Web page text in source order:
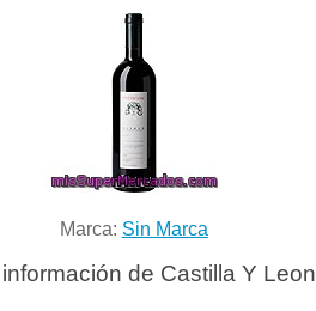
Marca: Sin Marca
de Castilla Y Leon